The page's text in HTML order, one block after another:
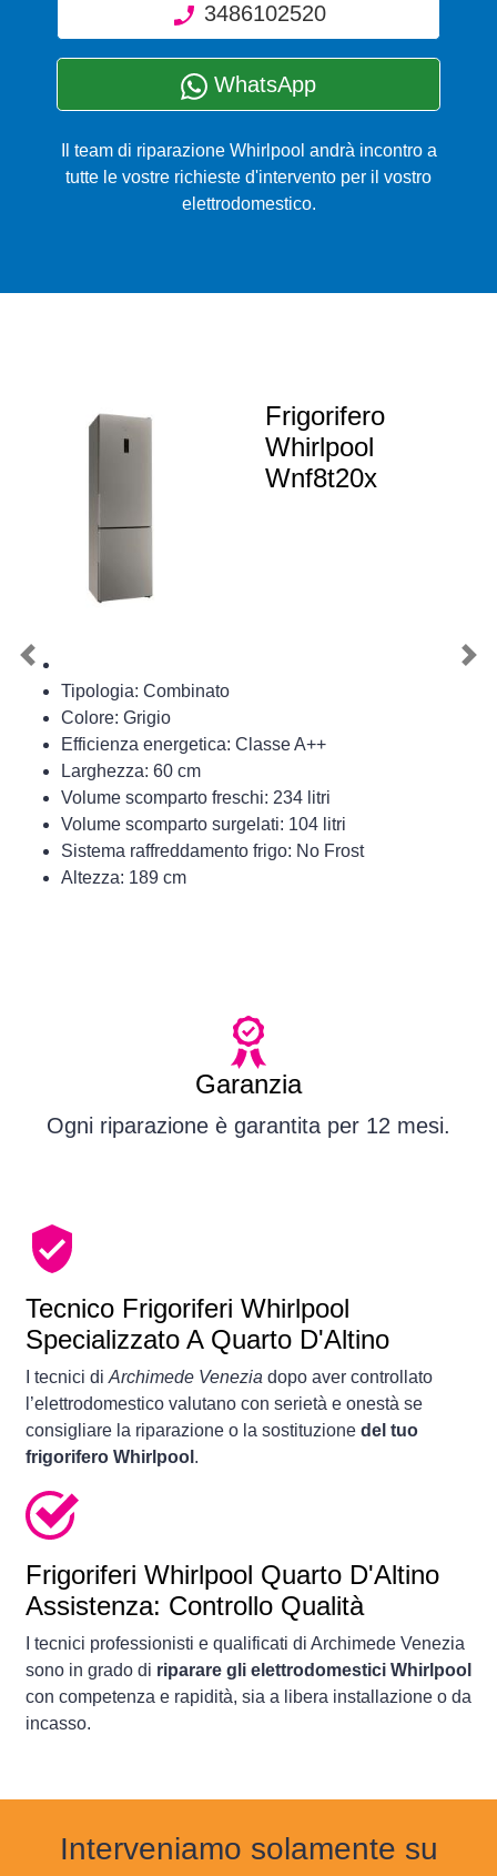
3486102520
WhatsApp
Il team di riparazione Whirlpool andrà incontro a
tutte le vostre richieste d'intervento per il vostro
elettrodomestico.
Frigorifero
Whirlpool
Wnf8t20x
Tipologia: Combinato
Colore: Grigio
Efficienza energetica: Classe A++
Larghezza: 60 cm
Volume scomparto freschi: 234 litri
Volume scomparto surgelati: 104 litri
Sistema raffreddamento frigo: No Frost
Altezza: 189 cm
Previous
Garanzia
Ogni riparazione è garantita per 12 mesi.
Tecnico Frigoriferi Whirlpool
Specializzato A Quarto D'Altino
I tecnici di Archimede Venezia dopo aver controllato
l’elettrodomestico valutano con serietà e onestà se
consigliare la riparazione o la sostituzione del tuo
frigorifero Whirlpool .
Frigoriferi Whirlpool Quarto D'Altino
Assistenza: Controllo Qualità
I tecnici professionisti e qualificati di Archimede Venezia
sono in grado di riparare gli elettrodomestici Whirlpool
con competenza e rapidità, sia a libera installazione o da
incasso.
Interveniamo solamente su